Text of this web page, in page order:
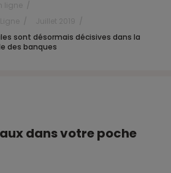
sont désormais décisives dans la
des banques
dans votre poche